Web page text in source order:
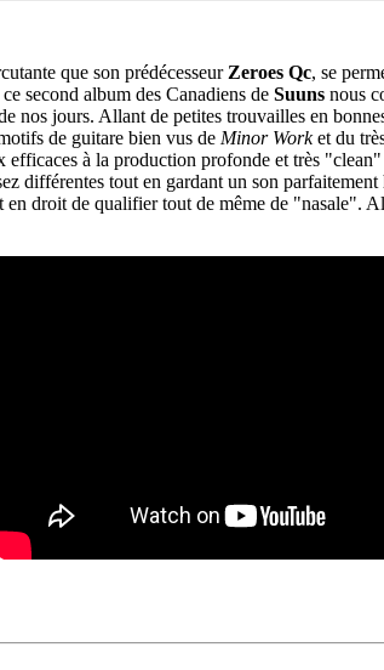
que son prédécesseur Zeroes Qc, se
second album des Canadiens de Suuns nous
nos jours. Allant de petites trouvailles en
de guitare bien vus de Minor Worket du
à la production profonde et très "clean"
différentes tout en gardant un son parfaitement
en droit de qualifier tout de même de "nasale".